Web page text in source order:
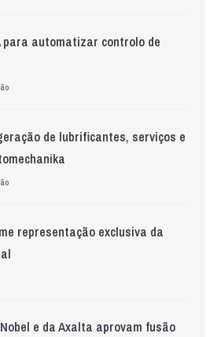
para automatizar controlo de
de lubrificantes, serviços e
representação exclusiva da
e da Axalta aprovam fusão